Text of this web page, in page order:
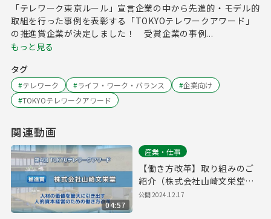
「テレワーク東京ルール」宣言企業の中から先進的・モデル的
取組を行った事例を表彰する「TOKYOテレワークアワード」
の推進賞企業が決定しました！ 受賞企業の事例...
もっと見る
タグ
#テレワーク #ライフ・ワーク・バランス #企業向け
#TOKYOテレワークアワード
関連動画
04:57
産業・仕事
【働き方改革】取り組みのご
紹介（株式会社山崎文栄堂）
｜第４回「TOKYOテレワーク
公開2024.12.17